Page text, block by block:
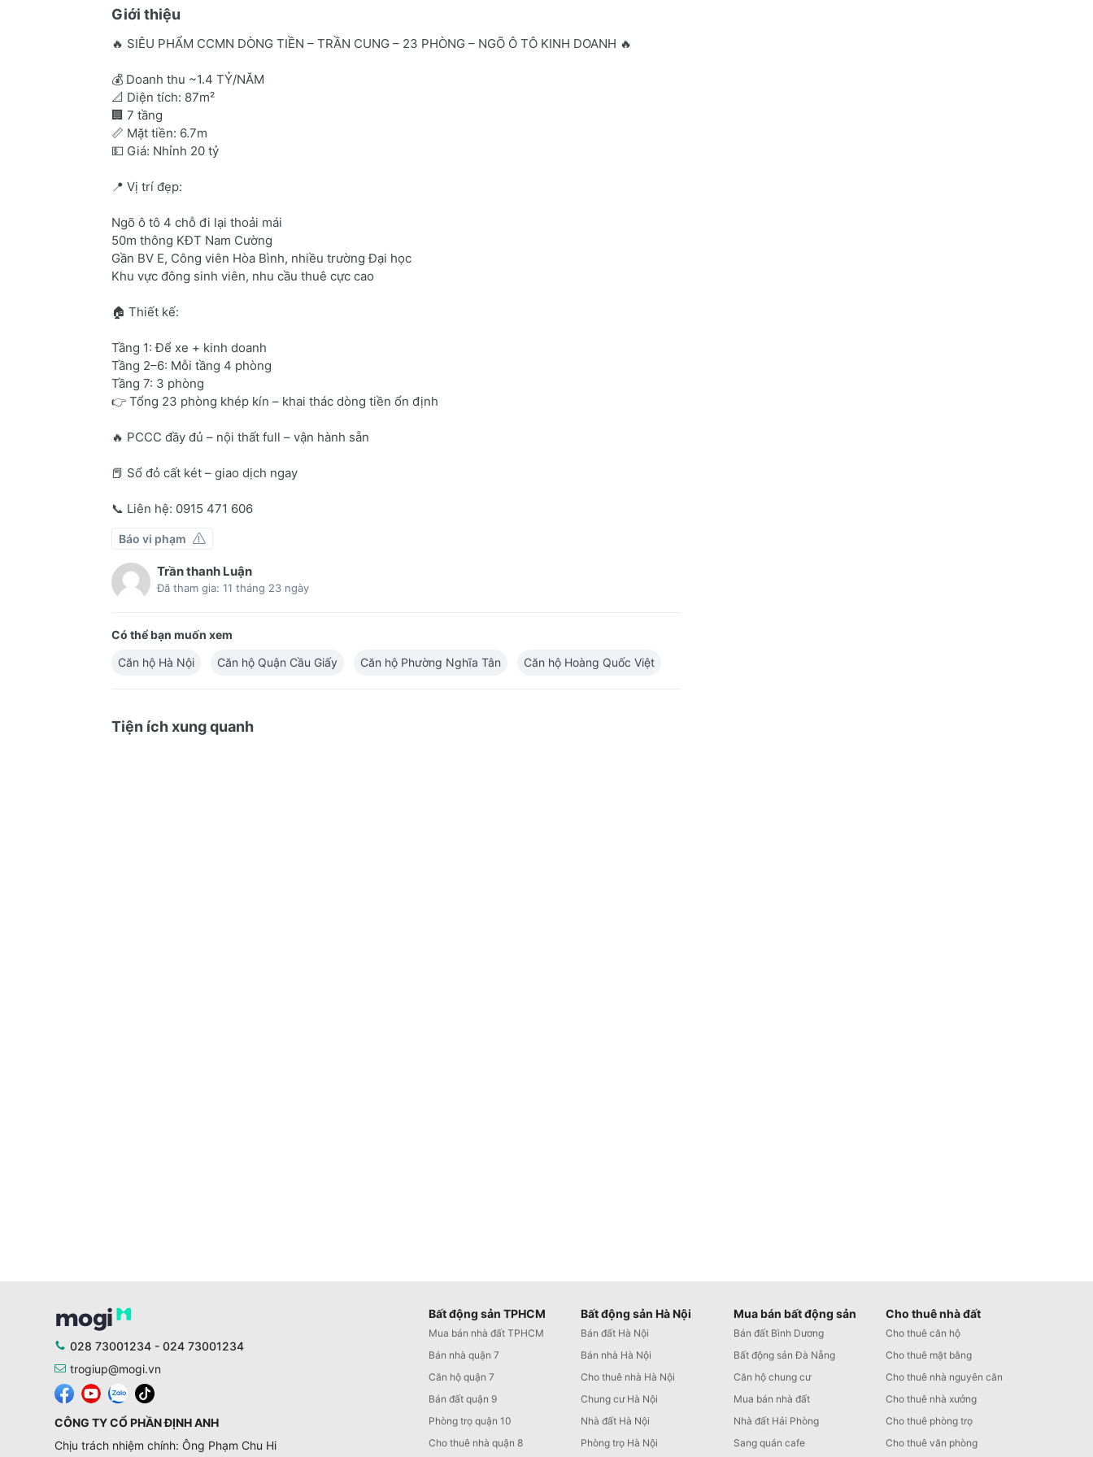
Giới thiệu
🔥 SIÊU PHẨM CCMN DÒNG TIỀN – TRẦN CUNG – 23 PHÒNG – NGÕ Ô TÔ KINH DOANH 🔥
💰 Doanh thu ~1.4 TỶ/NĂM
📐 Diện tích: 87m²
🏢 7 tầng
📏 Mặt tiền: 6.7m
💵 Giá: Nhỉnh 20 tỷ
📍 Vị trí đẹp:
Ngõ ô tô 4 chỗ đi lại thoải mái
50m thông KĐT Nam Cường
Gần BV E, Công viên Hòa Bình, nhiều trường Đại học
Khu vực đông sinh viên, nhu cầu thuê cực cao
🏠 Thiết kế:
Tầng 1: Để xe + kinh doanh
Tầng 2–6: Mỗi tầng 4 phòng
Tầng 7: 3 phòng
👉 Tổng 23 phòng khép kín – khai thác dòng tiền ổn định
🔥 PCCC đầy đủ – nội thất full – vận hành sẵn
📕 Sổ đỏ cất két – giao dịch ngay
📞 Liên hệ: 0915 471 606
Báo vi phạm
Trần thanh Luận
Đã tham gia: 11 tháng 23 ngày
Có thể bạn muốn xem
Căn hộ Hà Nội
Căn hộ Quận Cầu Giấy Căn hộ Phường Nghĩa Tân Căn hộ Hoàng Quốc Việt
Tiện ích xung quanh
Bất động sản TPHCM
Mua bán nhà đất TPHCM
Bán nhà quận 7
Căn hộ quận 7
Bán đất quận 9
Phòng trọ quận 10
Cho thuê nhà quận 8
Bất động sản Hà Nội
Bán đất Hà Nội
Bán nhà Hà Nội
Cho thuê nhà Hà Nội
Chung cư Hà Nội
Nhà đất Hà Nội
Phòng trọ Hà Nội
Mua bán bất động sản
Bán đất Bình Dương
Bất động sản Đà Nẵng
Căn hộ chung cư
Mua bán nhà đất
Nhà đất Hải Phòng
Sang quán cafe
Cho thuê nhà đất
Cho thuê căn hộ
Cho thuê mặt bằng
Cho thuê nhà nguyên căn
Cho thuê nhà xưởng
Cho thuê phòng trọ
Cho thuê văn phòng
028 73001234 - 024 73001234
trogiup@mogi.vn
CÔNG TY CỔ PHẦN ĐỊNH ANH
Chịu trách nhiệm chính: Ông Phạm Chu Hi